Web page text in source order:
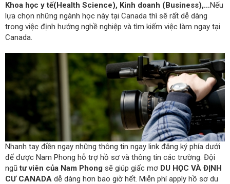
Khoa học y tế(Health Science), Kinh doanh (Business),…Nếu
lựa chọn những ngành học này tại Canada thì sẽ rất dễ dàng
trong việc định hướng nghề nghiệp và tìm kiếm việc làm ngay tại
Canada.
Nhanh tay điền ngay những thông tin ngay link đăng ký phía dưới
để được Nam Phong hỗ trợ hồ sơ và thông tin các trường. Đội
ngũtư viên của Nam Phong sẽ giúp giấc mơ DU HỌC VÀ ĐỊNH
CƯ CANADA dễ dàng hơn bao giờ hết. Miễn phí apply hồ sơ du